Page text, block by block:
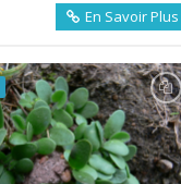
En Savoir Plus